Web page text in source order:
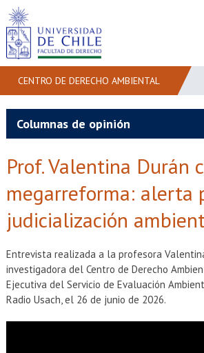
FACULTAD
POSTGRADO
ADMISIÓN
BIBLIOTECAS
CENTRO DE DERECHO AMBIENTAL
Columnas de opinión
Prof. Valentina Durán
megarreforma: alerta
judicialización
Entrevista realizada a la profesora
investigadora del Centro de Derecho
Ejecutiva del Servicio de Evaluación
Radio Usach, el 26 de junio de 2026.